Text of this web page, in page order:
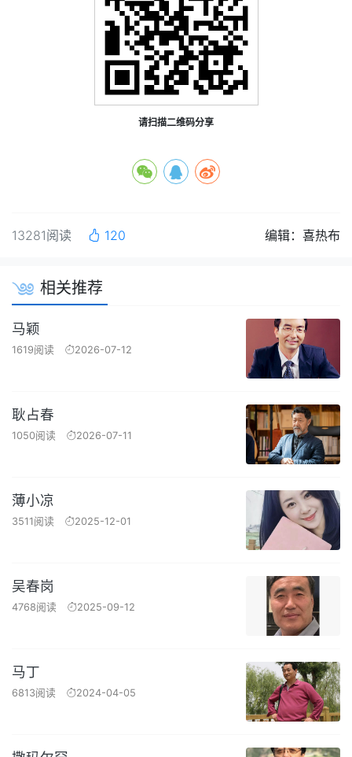
请扫描二维码分享
13281阅读 120 编辑：喜热布
相关推荐
马颖
1619阅读 2026-07-12
耿占春
1050阅读 2026-07-11
薄小凉
3511阅读 2025-12-01
吴春岗
4768阅读 2025-09-12
马丁
6813阅读 2024-04-05